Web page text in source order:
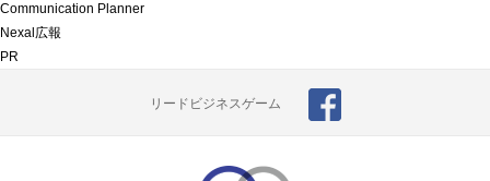
Communication Planner
Nexal広報
PR
リードビジネスゲーム